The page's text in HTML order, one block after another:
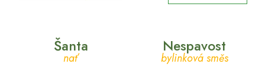
Šanta
nať
Nespavost
bylinková směs